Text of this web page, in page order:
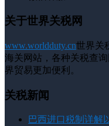
关于世界关税网
www.worldduty.cn世界关
海关网站，各种关税查
界贸易更加便利。
关税新闻
巴西进口税制详解